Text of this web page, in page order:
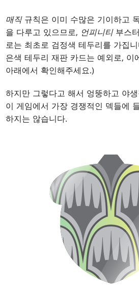
매직규칙은 이미 수많은 기이하고
을 다루고 있으므로, 언피니티부스
로는 최초로 검정색 테두리를 가집
은색 테두리 재판 카드는 예외로, 이
아래에서 확인해주세요.)
하지만 그렇다고 해서 엉뚱하고 야
이 게임에서 가장 경쟁적인 덱들에
하지는 않습니다.